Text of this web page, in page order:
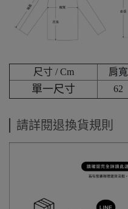
尺寸 / Cm 肩寬
單一尺寸 62
請詳閱退換貨規則